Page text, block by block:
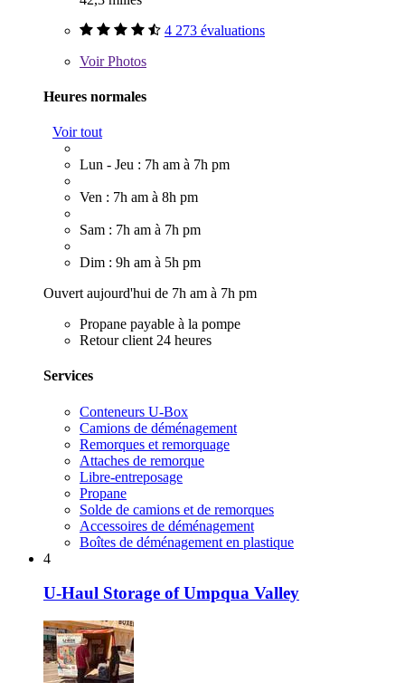
4 273 évaluations
VoirPhotos
Heures normales
Voir tout
Lun - Jeu : 7h am à 7h pm
Ven : 7h am à 8h pm
Sam : 7h am à 7h pm
Dim : 9h am à 5h pm
Ouvert aujourd'hui de 7h am à 7h pm
Propane payable à la pompe
Retour client 24 heures
Services
Conteneurs U-Box
Camions de déménagement
Remorques et remorquage
Attaches de remorque
Libre-entreposage
Propane
Solde de camions et de remorques
Accessoires de déménagement
Boîtes de déménagement en plastique
4
U-Haul Storage of Umpqua Valley